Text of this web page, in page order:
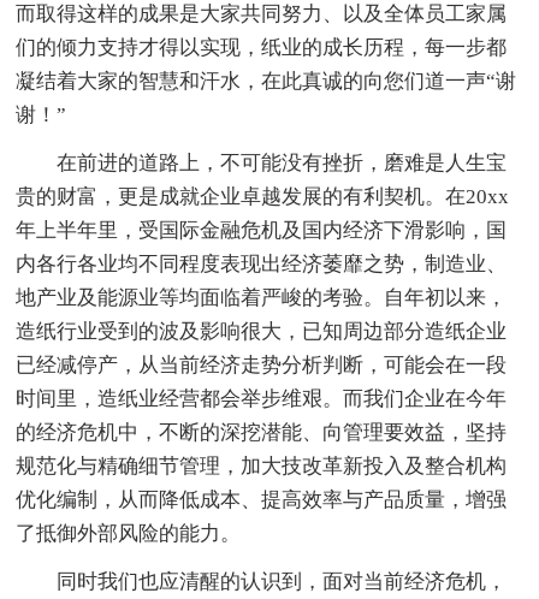
而取得这样的成果是大家共同努力、以及全体员工家属
们的倾力支持才得以实现，纸业的成长历程，每一步都
凝结着大家的智慧和汗水，在此真诚的向您们道一声“谢
谢！”
在前进的道路上，不可能没有挫折，磨难是人生宝
贵的财富，更是成就企业卓越发展的有利契机。在20xx
年上半年里，受国际金融危机及国内经济下滑影响，国
内各行各业均不同程度表现出经济萎靡之势，制造业、
地产业及能源业等均面临着严峻的考验。自年初以来，
造纸行业受到的波及影响很大，已知周边部分造纸企业
已经减停产，从当前经济走势分析判断，可能会在一段
时间里，造纸业经营都会举步维艰。而我们企业在今年
的经济危机中，不断的深挖潜能、向管理要效益，坚持
规范化与精确细节管理，加大技改革新投入及整合机构
优化编制，从而降低成本、提高效率与产品质量，增强
了抵御外部风险的能力。
同时我们也应清醒的认识到，面对当前经济危机，